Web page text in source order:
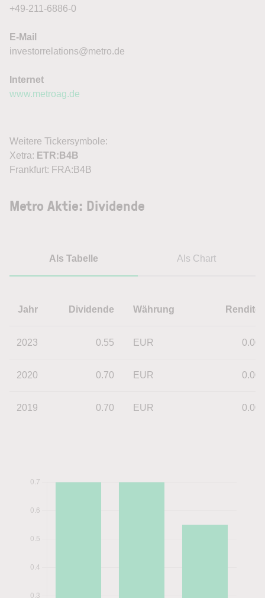
+49-211-6886-0
E-Mail
investorrelations@metro.de
Internet
www.metroag.de
Weitere Tickersymbole:
Xetra: ETR:B4B
Frankfurt: FRA:B4B
Metro Aktie: Dividende
Als Tabelle Als Chart
Jahr Dividende Währung Rendite
2023 0.55 EUR 0.00
2020 0.70 EUR 0.00
2019 0.70 EUR 0.00